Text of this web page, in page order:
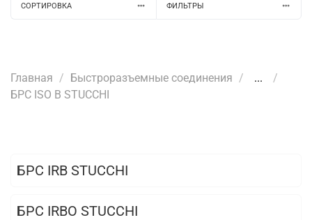
СОРТИРОВКА ФИЛЬТРЫ
Главная Быстроразъемные соединения
...
БРС ISO B STUCCHI
БРС IRB STUCCHI
БРС IRBO STUCCHI